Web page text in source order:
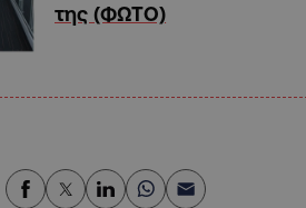
της (ΦΩΤΟ)